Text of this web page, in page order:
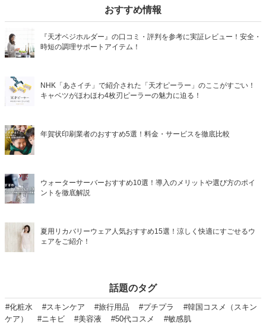
おすすめ情報
『天才ベジホルダー』の口コミ・評判を参考に実証レビュー！安全・
時短の調理サポートアイテム！
NHK「あさイチ」で紹介された「天才ピーラー」のここがすごい！
キャベツがほわほわ4枚刃ピーラーの魅力に迫る！
年賀状印刷業者のおすすめ5選！料金・サービスを徹底比較
ウォーターサーバーおすすめ10選！導入のメリットや選び方のポイ
ントを徹底解説
夏用リカバリーウェア人気おすすめ15選！涼しく快適にすごせるウ
ェアをご紹介！
話題のタグ
#化粧水 #スキンケア #旅行用品 #プチプラ
#韓国コスメ（スキン
ケア）
#ニキビ #美容液 #50代コスメ #敏感肌